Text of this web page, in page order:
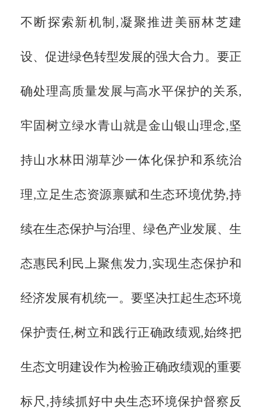
不断探索新机制,凝聚推进美丽林芝建
设、促进绿色转型发展的强大合力。要正
确处理高质量发展与高水平保护的关系,
牢固树立绿水青山就是金山银山理念,坚
持山水林田湖草沙一体化保护和系统治
理,立足生态资源禀赋和生态环境优势,持
续在生态保护与治理、绿色产业发展、生
态惠民利民上聚焦发力,实现生态保护和
经济发展有机统一。要坚决扛起生态环境
保护责任,树立和践行正确政绩观,始终把
生态文明建设作为检验正确政绩观的重要
标尺,持续抓好中央生态环境保护督察反